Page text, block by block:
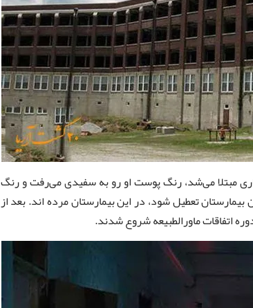
مبتلا می‌شد، رنگ پوست او رو به سفیدی می‌رفت و رنگ
تا قبل از اینکه این بیمارستان تعطیل شود، در این بیمارستان مرده اند. بعد از
اتفاقات ماورالطبیعه شروع شدند.